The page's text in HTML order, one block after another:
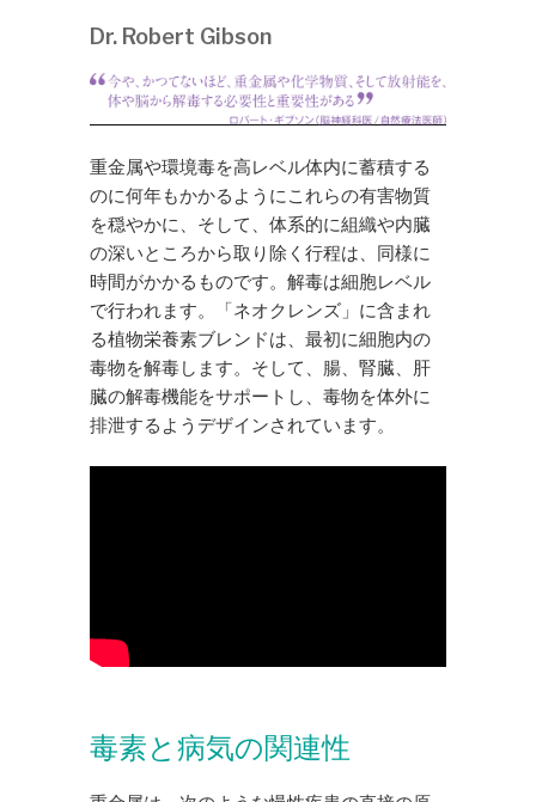
Dr. Robert Gibson
重金属や環境毒を高レベル体内に蓄積する
のに何年もかかるようにこれらの有害物質
を穏やかに、そして、体系的に組織や内臓
の深いところから取り除く行程は、同様に
時間がかかるものです。解毒は細胞レベル
で行われます。「ネオクレンズ」に含まれ
る植物栄養素ブレンドは、最初に細胞内の
毒物を解毒します。そして、腸、腎臓、肝
臓の解毒機能をサポートし、毒物を体外に
排泄するようデザインされています。
毒素と病気の関連性